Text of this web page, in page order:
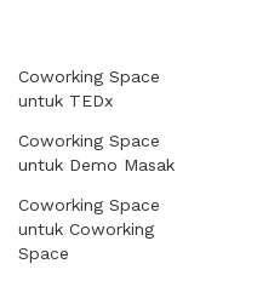
Coworking Space
untuk TEDx
Coworking Space
untuk Demo Masak
Coworking Space
untuk Coworking
Space